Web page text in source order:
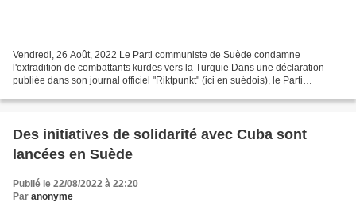
Vendredi, 26 Août, 2022 Le Parti communiste de Suède condamne
l'extradition de combattants kurdes vers la Turquie Dans une déclaration
publiée dans son journal officiel "Riktpunkt" (ici en suédois), le Parti
Des initiatives de solidarité avec Cuba sont
lancées en Suède
Publié le 22/08/2022 à 22:20
Par anonyme